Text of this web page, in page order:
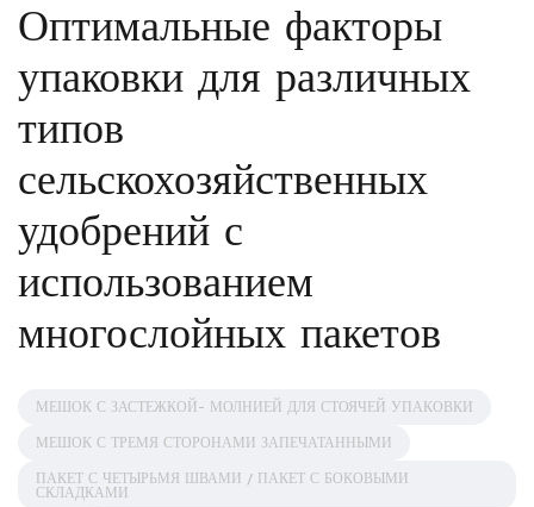
Оптимальные факторы
упаковки для различных
типов
сельскохозяйственных
удобрений с
использованием
многослойных пакетов
МЕШОК С ЗАСТЕЖКОЙ- МОЛНИЕЙ ДЛЯ СТОЯЧЕЙ УПАКОВКИ
МЕШОК С ТРЕМЯ СТОРОНАМИ ЗАПЕЧАТАННЫМИ
ПАКЕТ С ЧЕТЫРЬМЯ ШВАМИ / ПАКЕТ С БОКОВЫМИ
СКЛАДКАМИ